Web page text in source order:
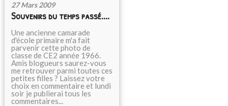
27 Mars 2009
Souvenirs du temps passé....
Une ancienne camarade
d'école primaire m'a fait
parvenir cette photo de
classe de CE2 année 1966.
Amis blogueurs saurez-vous
me retrouver parmi toutes ces
petites filles ? Laissez votre
choix en commentaire et lundi
soir je publierai tous les
commentaires...